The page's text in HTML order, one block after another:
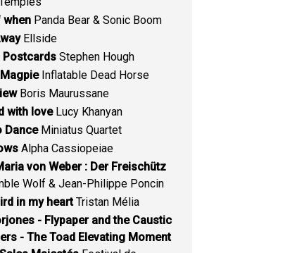
when Panda Bear & Sonic Boom
Ellside
Postcards Stephen Hough
Inflatable Dead Horse
Boris Maurussane
with loveLucy Khanyan
DanceMiniatus Quartet
Alpha Cassiopeiae
von Weber : Der Freischütz
Wolf & Jean-Philippe Poncin
in my heartTristan Mélia
- Flypaper and the Caustic
- The Toad Elevating Moment